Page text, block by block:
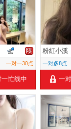
一对一30点
一忙线中
粉紅小溪
一对多8点
一